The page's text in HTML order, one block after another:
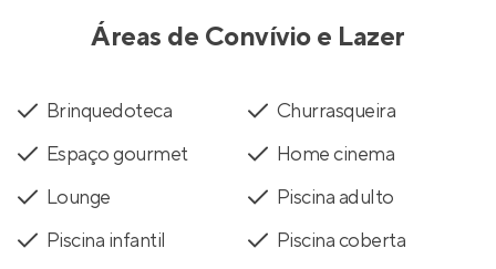
Áreas de Convívio e Lazer
Brinquedoteca
Churrasqueira
Espaço gourmet
Home cinema
Lounge
Piscina adulto
Piscina infantil
Piscina coberta